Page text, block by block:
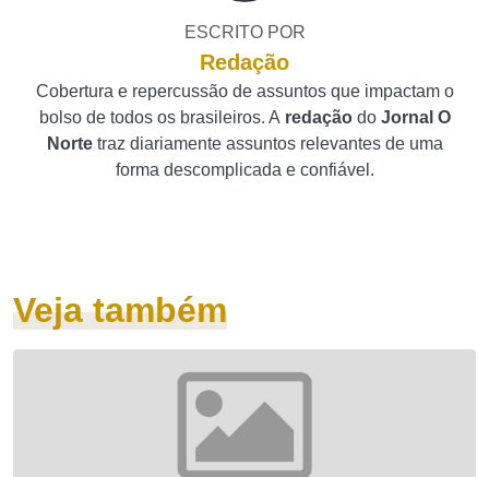
ESCRITO POR
Redação
Cobertura e repercussão de assuntos que impactam o
bolso de todos os brasileiros. A redação do Jornal O
Norte traz diariamente assuntos relevantes de uma
forma descomplicada e confiável.
Veja também